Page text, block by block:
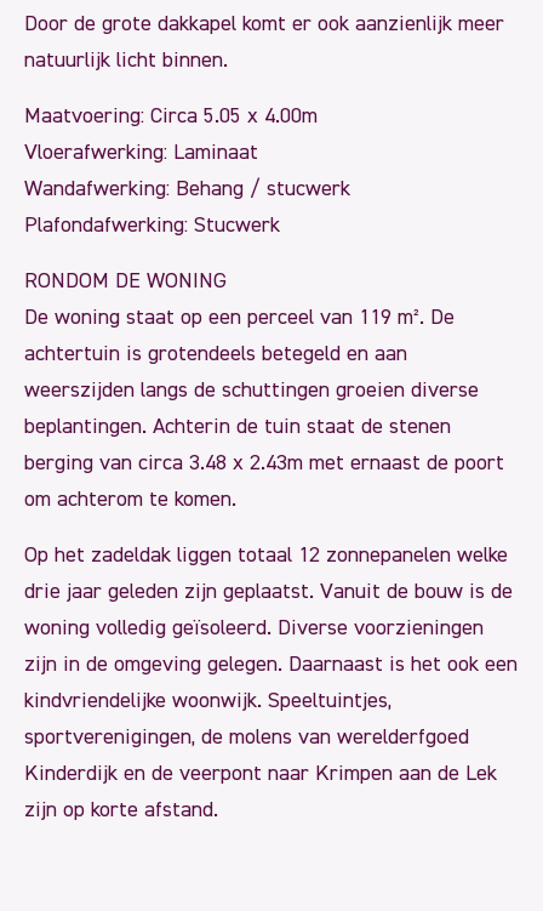
Door de grote dakkapel komt er ook aanzienlijk meer
natuurlijk licht binnen.
Maatvoering: Circa 5.05 x 4.00m
Vloerafwerking: Laminaat
Wandafwerking: Behang / stucwerk
Plafondafwerking: Stucwerk
RONDOM DE WONING
De woning staat op een perceel van 119 m². De
achtertuin is grotendeels betegeld en aan
weerszijden langs de schuttingen groeien diverse
beplantingen. Achterin de tuin staat de stenen
berging van circa 3.48 x 2.43m met ernaast de poort
om achterom te komen.
Op het zadeldak liggen totaal 12 zonnepanelen welke
drie jaar geleden zijn geplaatst. Vanuit de bouw is de
woning volledig geïsoleerd. Diverse voorzieningen
zijn in de omgeving gelegen. Daarnaast is het ook een
kindvriendelijke woonwijk. Speeltuintjes,
sportverenigingen, de molens van werelderfgoed
Kinderdijk en de veerpont naar Krimpen aan de Lek
zijn op korte afstand.